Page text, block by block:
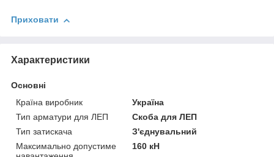
Приховати
Характеристики
Основні
Країна виробник
Україна
Тип арматури для ЛЕП
Скоба для ЛЕП
Тип затискача
З'єднувальний
Максимально допустиме
160 кН